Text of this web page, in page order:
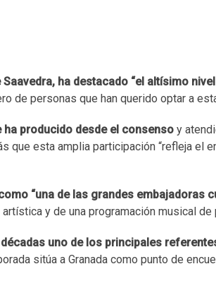
Saavedra, ha destacado “el altísimo
de personas que han querido optar a
ha producido desde el consensoy
que esta amplia participación “refleja el
“una de las grandes embajadoras
y de una programación musical de
uno de los principales
sitúa a Granada como punto de